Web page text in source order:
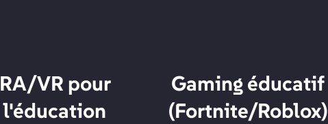
RA/VR pour
l'éducation
Gaming éducatif
(Fortnite/Roblox)